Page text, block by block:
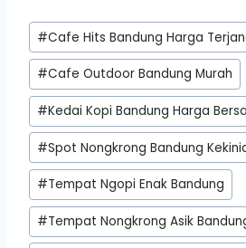
Post
Tags:
#Cafe Hits Bandung Harga
#Cafe Outdoor Bandung Murah
#Kedai Kopi Bandung Harga
#Spot Nongkrong Bandung
#Tempat Ngopi Enak Bandung
#Tempat Nongkrong Asik